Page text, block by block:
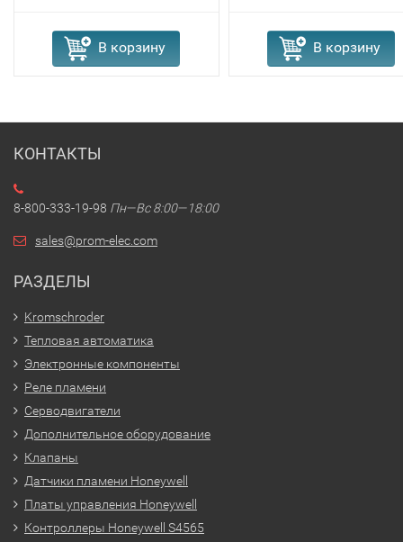
В корзину В корзину
КОНТАКТЫ
8-800-333-19-98 Пн—Вс 8:00—18:00
sales@prom-elec.com
РАЗДЕЛЫ
Kromschroder
Тепловая автоматика
Электронные компоненты
Реле пламени
Серводвигатели
Дополнительное оборудование
Клапаны
Датчики пламени Honeywell
Платы управления Honeywell
Контроллеры Honeywell S4565